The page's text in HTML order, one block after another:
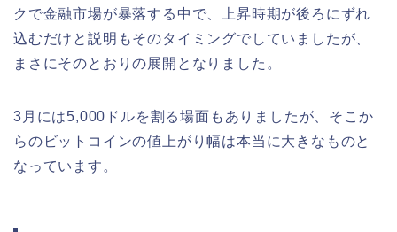
クで金融市場が暴落する中で、上昇時期が後ろにずれ
込むだけと説明もそのタイミングでしていましたが、
まさにそのとおりの展開となりました。
3月には5,000ドルを割る場面もありましたが、そこか
らのビットコインの値上がり幅は本当に大きなものと
なっています。